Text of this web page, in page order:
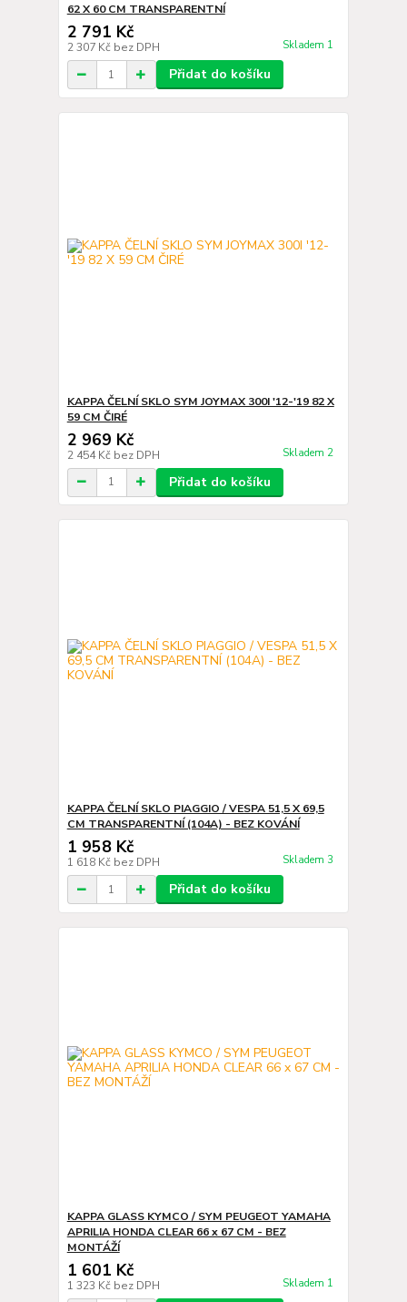
62 X 60 CM TRANSPARENTNÍ
2 791 Kč
2 307 Kč bez DPH Skladem 1
Přidat do košíku
KAPPA ČELNÍ SKLO SYM JOYMAX 300I '12-'19 82 X
59 CM ČIRÉ
2 969 Kč
2 454 Kč bez DPH Skladem 2
Přidat do košíku
KAPPA ČELNÍ SKLO PIAGGIO / VESPA 51,5 X 69,5
CM TRANSPARENTNÍ (104A) - BEZ KOVÁNÍ
1 958 Kč
1 618 Kč bez DPH Skladem 3
Přidat do košíku
KAPPA GLASS KYMCO / SYM PEUGEOT YAMAHA
APRILIA HONDA CLEAR 66 x 67 CM - BEZ
MONTÁŽÍ
1 601 Kč
1 323 Kč bez DPH Skladem 1